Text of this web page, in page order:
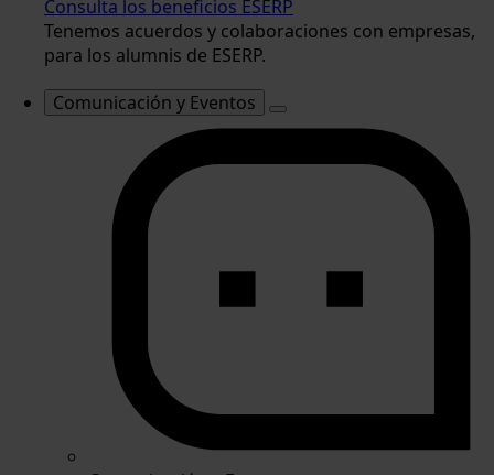
Consulta los beneficios ESERP
Tenemos acuerdos y colaboraciones con empresas,
para los alumnis de ESERP.
Comunicación y Eventos